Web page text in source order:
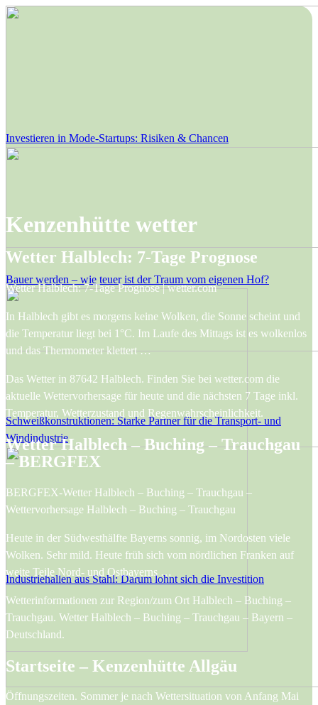
Investieren in Mode-Startups: Risiken & Chancen
Bauer werden – wie teuer ist der Traum vom eigenen Hof?
Schweißkonstruktionen: Starke Partner für die Transport- und
Windindustrie
Industriehallen aus Stahl: Darum lohnt sich die Investition
Kenzenhütte wetter
Wetter Halblech: 7-Tage Prognose
Wetter Halblech: 7-Tage Prognose | wetter.com
In Halblech gibt es morgens keine Wolken, die Sonne scheint und
die Temperatur liegt bei 1°C. Im Laufe des Mittags ist es wolkenlos
und das Thermometer klettert …
Das Wetter in 87642 Halblech. Finden Sie bei wetter.com die
aktuelle Wettervorhersage für heute und die nächsten 7 Tage inkl.
Temperatur, Wetterzustand und Regenwahrscheinlichkeit.
Wetter Halblech – Buching – Trauchgau
– BERGFEX
BERGFEX-Wetter Halblech – Buching – Trauchgau –
Wettervorhersage Halblech – Buching – Trauchgau
Heute in der Südwesthälfte Bayerns sonnig, im Nordosten viele
Wolken. Sehr mild. Heute früh sich vom nördlichen Franken auf
weite Teile Nord- und Ostbayerns …
Wetterinformationen zur Region/zum Ort Halblech – Buching –
Trauchgau. Wetter Halblech – Buching – Trauchgau – Bayern –
Deutschland.
Startseite – Kenzenhütte Allgäu
Öffnungszeiten. Sommer je nach Wettersituation von Anfang Mai